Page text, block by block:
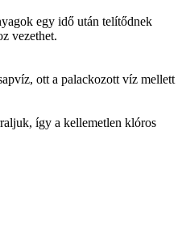
egy idő után telítődnek
vezethet.
ott a palackozott víz mellett
így a kellemetlen klóros